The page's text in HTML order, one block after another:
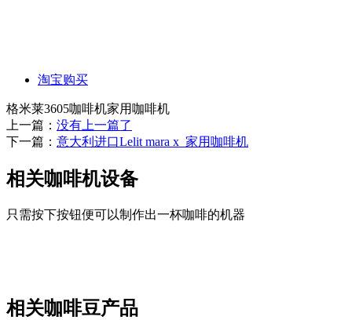
淘宝购买
格米莱3605咖啡机家用咖啡机
上一篇： 没有上一篇了
下一篇： 意大利进口Lelit mara x_家用咖啡机
相关咖啡机设备
只需按下按钮便可以制作出一杯咖啡的机器
相关咖啡豆产品